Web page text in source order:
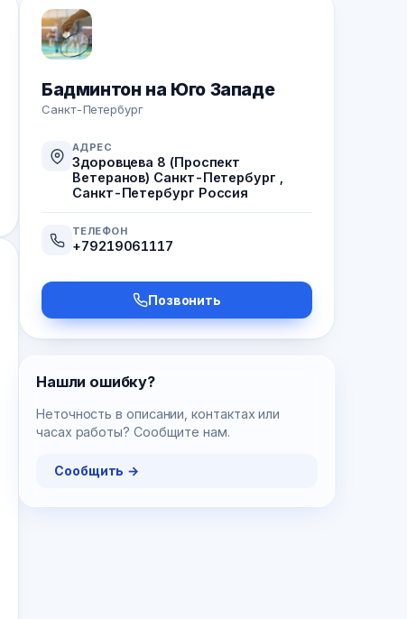
Бадминтон на Юго Западе
Санкт-Петербург
АДРЕС
Здоровцева 8 (Проспект
Ветеранов) Санкт-Петербург ,
Санкт-Петербург Россия
ТЕЛЕФОН
+79219061117
Позвонить
Нашли ошибку?
Неточность в описании, контактах или
часах работы? Сообщите нам.
Сообщить →